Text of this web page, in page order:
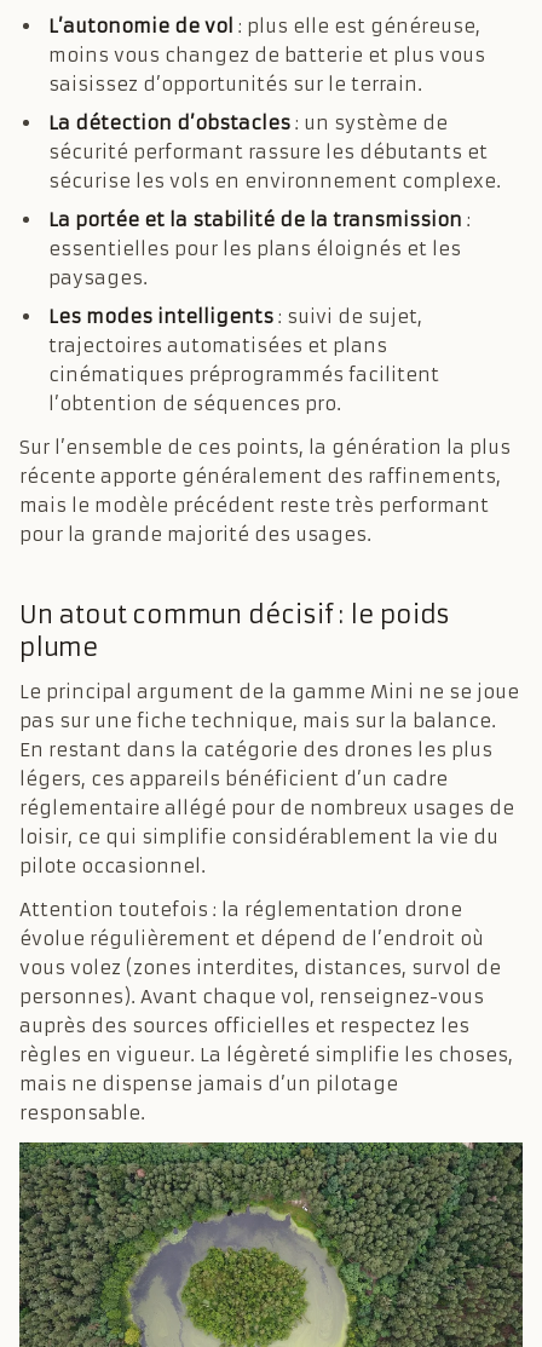
L’autonomie de vol : plus elle est généreuse,
moins vous changez de batterie et plus vous
saisissez d’opportunités sur le terrain.
La détection d’obstacles : un système de
sécurité performant rassure les débutants et
sécurise les vols en environnement complexe.
La portée et la stabilité de la transmission :
essentielles pour les plans éloignés et les
paysages.
Les modes intelligents : suivi de sujet,
trajectoires automatisées et plans
cinématiques préprogrammés facilitent
l’obtention de séquences pro.
Sur l’ensemble de ces points, la génération la plus
récente apporte généralement des raffinements,
mais le modèle précédent reste très performant
pour la grande majorité des usages.
Un atout commun décisif : le poids
plume
Le principal argument de la gamme Mini ne se joue
pas sur une fiche technique, mais sur la balance.
En restant dans la catégorie des drones les plus
légers, ces appareils bénéficient d’un cadre
réglementaire allégé pour de nombreux usages de
loisir, ce qui simplifie considérablement la vie du
pilote occasionnel.
Attention toutefois : la réglementation drone
évolue régulièrement et dépend de l’endroit où
vous volez (zones interdites, distances, survol de
personnes). Avant chaque vol, renseignez-vous
auprès des sources officielles et respectez les
règles en vigueur. La légèreté simplifie les choses,
mais ne dispense jamais d’un pilotage
responsable.